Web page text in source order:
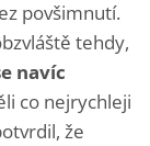
povšimnutí.
tehdy,
navíc
co nejrychleji
že